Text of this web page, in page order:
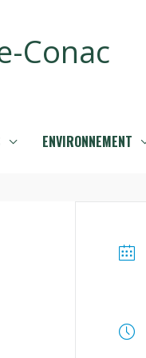
Conac
ENVIRONNEMENT